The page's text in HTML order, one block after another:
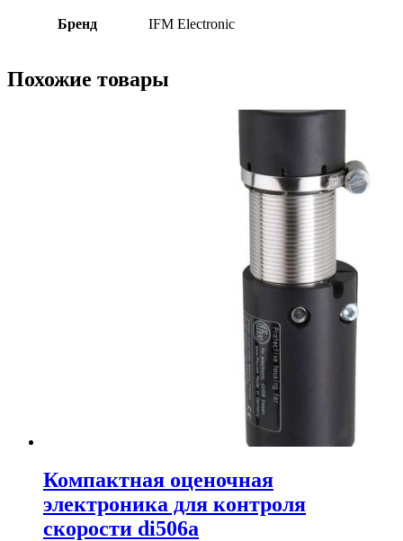
Бренд IFM Electronic
Похожие товары
Компактная оценочная
электроника для контроля
скорости di506a